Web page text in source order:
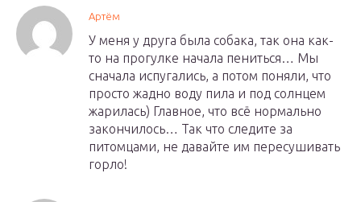
Артём
У меня у друга была собака, так она как-
то на прогулке начала пениться… Мы
сначала испугались, а потом поняли, что
просто жадно воду пила и под солнцем
жарилась) Главное, что всё нормально
закончилось… Так что следите за
питомцами, не давайте им пересушивать
горло!